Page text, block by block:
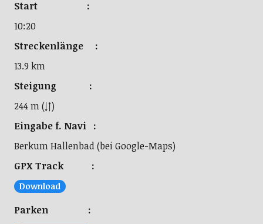
Start :
10:20
Streckenlänge :
13.9 km
Steigung :
244 m (↓↑)
Eingabe f. Navi :
Berkum Hallenbad (bei Google-Maps)
GPX Track :
Download
Parken :